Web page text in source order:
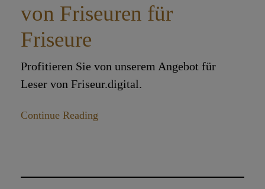
von Friseuren für
Friseure
Profitieren Sie von unserem Angebot für
Leser von Friseur.digital.
Continue Reading